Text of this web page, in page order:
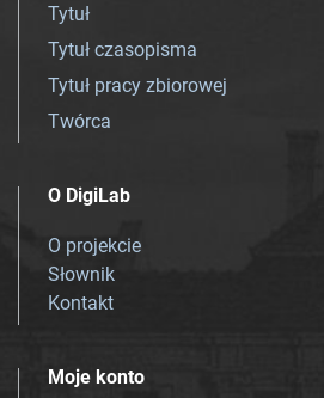
Tytuł
Tytuł czasopisma
Tytuł pracy zbiorowej
Twórca
O DigiLab
O projekcie
Słownik
Kontakt
Moje konto